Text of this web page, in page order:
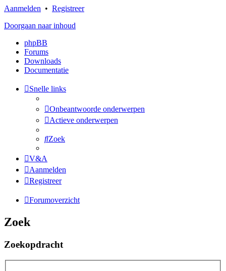
Aanmelden • Registreer
Doorgaan naar inhoud
phpBB
Forums
Downloads
Documentatie
Snelle links
Onbeantwoorde onderwerpen
Actieve onderwerpen
Zoek
V&A
Aanmelden
Registreer
Forumoverzicht
Zoek
Zoekopdracht